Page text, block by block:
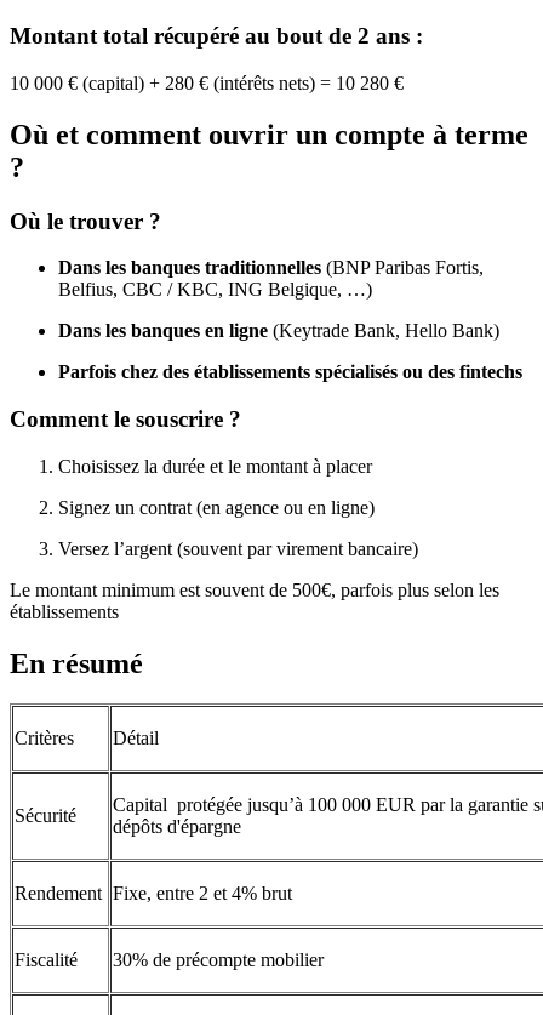
Montant total récupéré au bout de 2 ans :
10 000 € (capital) + 280 € (intérêts nets) = 10 280 €
Où et comment ouvrir un compte à terme
?
Où le trouver ?
Dans les banques traditionnelles (BNP Paribas Fortis, ​​
Belfius, CBC / KBC, ING Belgique, …)
Dans les banques en ligne (Keytrade Bank, Hello Bank)
Parfois chez des établissements spécialisés ou des fintechs
Comment le souscrire ?
Choisissez la durée et le montant à placer
Signez un contrat (en agence ou en ligne)
Versez l’argent (souvent par virement bancaire)
Le montant minimum est souvent de 500€, parfois plus selon les
établissements
En résumé
Critères Détail
Sécurité
Capital protégée jusqu’à 100 000 EUR par la garantie
dépôts d'épargne
Rendement Fixe, entre 2 et 4% brut
Fiscalité 30% de précompte mobilier